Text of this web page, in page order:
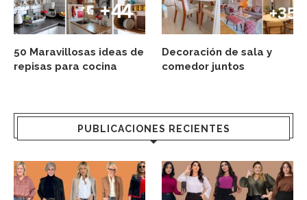
50 Maravillosas ideas de
repisas para cocina
Decoración de sala y
comedor juntos
PUBLICACIONES RECIENTES